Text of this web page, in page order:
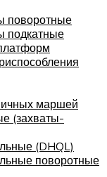
поворотные
подкатные
маршей
(захваты-
(DHQL)
поворотные